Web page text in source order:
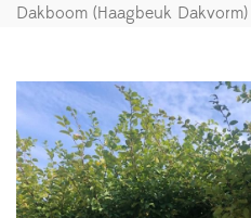
Dakboom (Haagbeuk Dakvorm)